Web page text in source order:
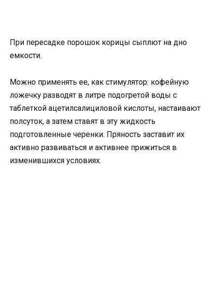
При пересадке порошок корицы сыплют на дно
емкости.
Можно применять ее, как стимулятор: кофейную
ложечку разводят в литре подогретой воды с
таблеткой ацетилсалициловой кислоты, настаивают
полсуток, а затем ставят в эту жидкость
подготовленные черенки. Пряность заставит их
активно развиваться и активнее прижиться в
изменившихся условиях.